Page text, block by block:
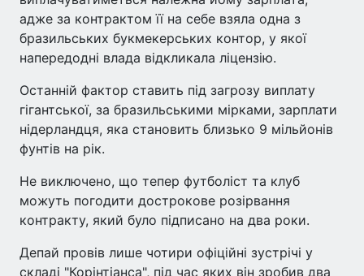
адже за контрактом її на себе взяла одна з
бразильських букмекерських контор, у якої
напередодні влада відкликала ліцензію.
Останній фактор ставить під загрозу виплату
гігантської, за бразильськими мірками, зарплати
нідерландця, яка становить близько 9 мільйонів
фунтів на рік.
Не виключено, що тепер футболіст та клуб
можуть погодити дострокове розірвання
контракту, який було підписано на два роки.
Депай провів лише чотири офіційні зустрічі у
складі "Корінтіанса", під час яких він зробив два